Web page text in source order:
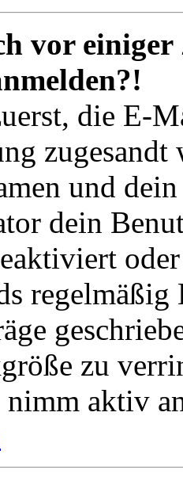
vor
die E-
und
dein
zu
nimm aktiv